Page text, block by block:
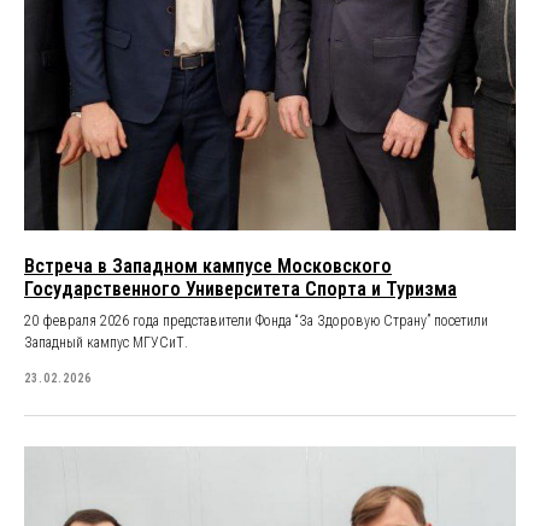
Встреча в Западном кампусе Московского
Государственного Университета Спорта и Туризма
20 февраля 2026 года представители Фонда “За Здоровую Страну” посетили
Западный кампус МГУСиТ.
23.02.2026